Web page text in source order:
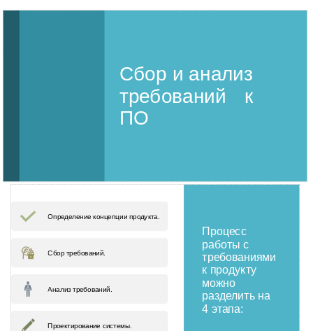
Сбор и анализ
требований к
ПО
Определение концепции продукта.
Сбор требований.
Анализ требований.
Процесс
работы с
требованиями
к продукту
можно
разделить на
4 этапа:
Проектирование системы.